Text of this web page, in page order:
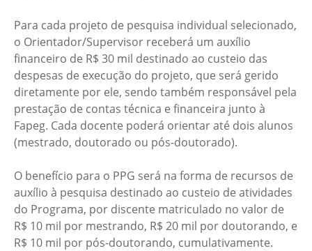
Para cada projeto de pesquisa individual selecionado,
o Orientador/Supervisor receberá um auxílio
financeiro de R$ 30 mil destinado ao custeio das
despesas de execução do projeto, que será gerido
diretamente por ele, sendo também responsável pela
prestação de contas técnica e financeira junto à
Fapeg. Cada docente poderá orientar até dois alunos
(mestrado, doutorado ou pós-doutorado).
O benefício para o PPG será na forma de recursos de
auxílio à pesquisa destinado ao custeio de atividades
do Programa, por discente matriculado no valor de
R$ 10 mil por mestrando, R$ 20 mil por doutorando, e
R$ 10 mil por pós-doutorando, cumulativamente.